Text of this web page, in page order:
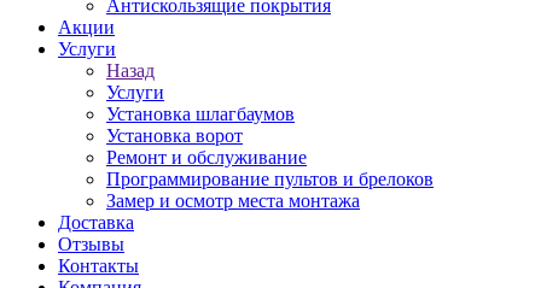
Антискользящие покрытия
Акции
Услуги
Назад
Услуги
Установка шлагбаумов
Установка ворот
Ремонт и обслуживание
Программирование пультов и брелоков
Замер и осмотр места монтажа
Доставка
Отзывы
Контакты